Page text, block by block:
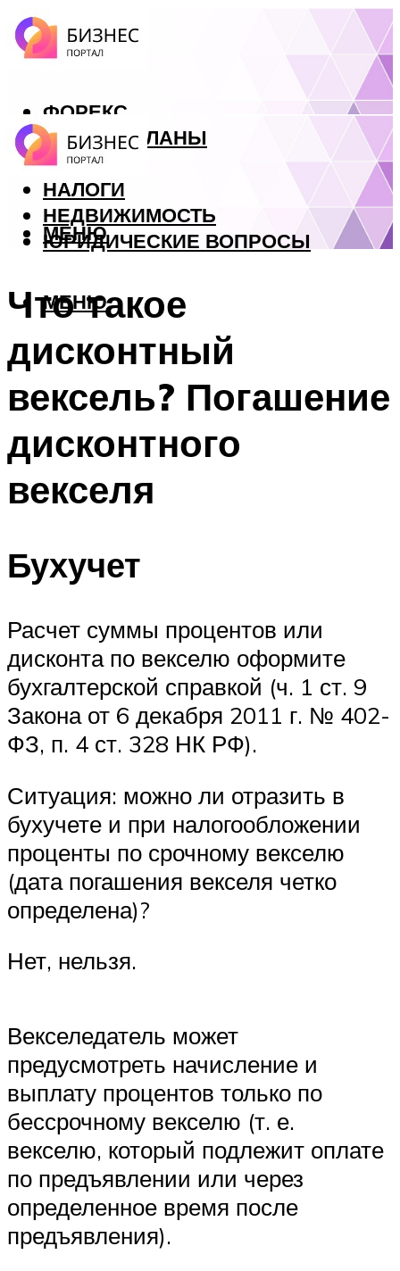
ФОРЕКС
БИЗНЕС ПЛАНЫ
КРЕДИТЫ
НАЛОГИ
НЕДВИЖИМОСТЬ
ЮРИДИЧЕСКИЕ ВОПРОСЫ
МЕНЮ
МЕНЮ
Что такое
дисконтный
вексель? Погашение
дисконтного
векселя
Бухучет
Расчет суммы процентов или
дисконта по векселю оформите
бухгалтерской справкой (ч. 1 ст. 9
Закона от 6 декабря 2011 г. № 402-
ФЗ, п. 4 ст. 328 НК РФ).
Ситуация: можно ли отразить в
бухучете и при налогообложении
проценты по срочному векселю
(дата погашения векселя четко
определена)?
Нет, нельзя.
Векселедатель может
предусмотреть начисление и
выплату процентов только по
бессрочному векселю (т. е.
векселю, который подлежит оплате
по предъявлении или через
определенное время после
предъявления).